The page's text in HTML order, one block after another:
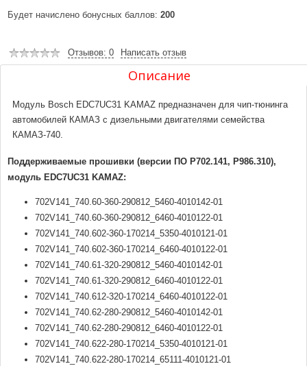
Будет начислено бонусных баллов: 200
Отзывов: 0 Написать отзыв
Описание
Модуль Bosch EDC7UC31 KAMAZ предназначен для чип-тюнинга
автомобилей КАМАЗ с дизельными двигателями семейства
КАМАЗ-740.
Поддерживаемые прошивки (версии ПО P702.141, P986.310),
модуль EDC7UC31 KAMAZ:
702V141_740.60-360-290812_5460-4010142-01
702V141_740.60-360-290812_6460-4010122-01
702V141_740.602-360-170214_5350-4010121-01
702V141_740.602-360-170214_6460-4010122-01
702V141_740.61-320-290812_5460-4010142-01
702V141_740.61-320-290812_6460-4010122-01
702V141_740.612-320-170214_6460-4010122-01
702V141_740.62-280-290812_5460-4010142-01
702V141_740.62-280-290812_6460-4010122-01
702V141_740.622-280-170214_5350-4010121-01
702V141_740.622-280-170214_65111-4010121-01